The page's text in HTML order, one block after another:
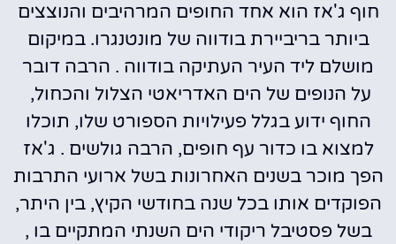
חוף ג'אז הוא אחד החופים המרהיבים והנוצצים
ביותר בריביירת בודווה של מונטנגרו. במיקום
מושלם ליד העיר העתיקה בודווה . הרבה דובר
על הנופים של הים האדריאטי הצלול והכחול,
החוף ידוע בגלל פעילויות הספורט שלו, תוכלו
למצוא בו כדור עף חופים, הרבה גולשים . ג'אז
הפך מוכר בשנים האחרונות בשל ארועי התרבות
הפוקדים אותו בכל שנה בחודשי הקיץ, בין היתר,
בשל פסטיבל ריקודי הים השנתי המתקיים בו ,